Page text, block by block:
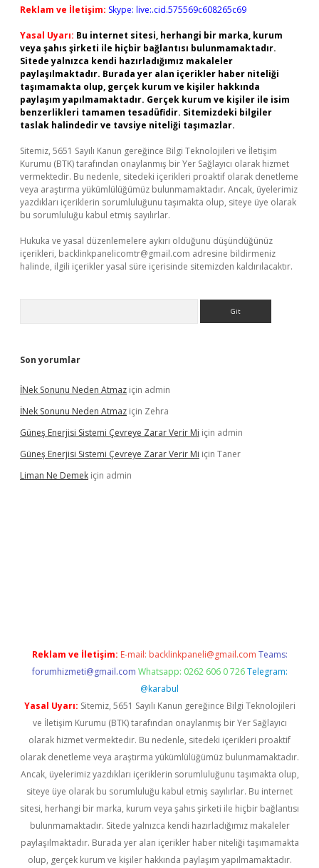
Reklam ve İletişim: Skype: live:.cid.575569c608265c69
Yasal Uyarı: Bu internet sitesi, herhangi bir marka, kurum
veya şahıs şirketi ile hiçbir bağlantısı bulunmamaktadır.
Sitede yalnızca kendi hazırladığımız makaleler
paylaşılmaktadır. Burada yer alan içerikler haber niteliği
taşımamakta olup, gerçek kurum ve kişiler hakkında
paylaşım yapılmamaktadır. Gerçek kurum ve kişiler ile isim
benzerlikleri tamamen tesadüfidir. Sitemizdeki bilgiler
taslak halindedir ve tavsiye niteliği taşımazlar.
Sitemiz, 5651 Sayılı Kanun gereğince Bilgi Teknolojileri ve İletişim
Kurumu (BTK) tarafından onaylanmış bir Yer Sağlayıcı olarak hizmet
vermektedir. Bu nedenle, sitedeki içerikleri proaktif olarak denetleme
veya araştırma yükümlülüğümüz bulunmamaktadır. Ancak, üyelerimiz
yazdıkları içeriklerin sorumluluğunu taşımakta olup, siteye üye olarak
bu sorumluluğu kabul etmiş sayılırlar.
Hukuka ve yasal düzenlemelere aykırı olduğunu düşündüğünüz
içerikleri, backlinkpanelicomtr@gmail.com adresine bildirmeniz
halinde, ilgili içerikler yasal süre içerisinde sitemizden kaldırılacaktır.
Son yorumlar
İNek Sonunu Neden Atmaz için admin
İNek Sonunu Neden Atmaz için Zehra
Güneş Enerjisi Sistemi Çevreye Zarar Verir Mi için admin
Güneş Enerjisi Sistemi Çevreye Zarar Verir Mi için Taner
Liman Ne Demek için admin
Reklam ve İletişim: E-mail: backlinkpaneli@gmail.com Teams:
forumhizmeti@gmail.com Whatsapp: 0262 606 0 726 Telegram:
@karabul
Yasal Uyarı: Sitemiz, 5651 Sayılı Kanun gereğince Bilgi Teknolojileri
ve İletişim Kurumu (BTK) tarafından onaylanmış bir Yer Sağlayıcı
olarak hizmet vermektedir. Bu nedenle, sitedeki içerikleri proaktif
olarak denetleme veya araştırma yükümlülüğümüz bulunmamaktadır.
Ancak, üyelerimiz yazdıkları içeriklerin sorumluluğunu taşımakta olup,
siteye üye olarak bu sorumluluğu kabul etmiş sayılırlar. Bu internet
sitesi, herhangi bir marka, kurum veya şahıs şirketi ile hiçbir bağlantısı
bulunmamaktadır. Sitede yalnızca kendi hazırladığımız makaleler
paylaşılmaktadır. Burada yer alan içerikler haber niteliği taşımamakta
olup, gerçek kurum ve kişiler hakkında paylaşım yapılmamaktadır.